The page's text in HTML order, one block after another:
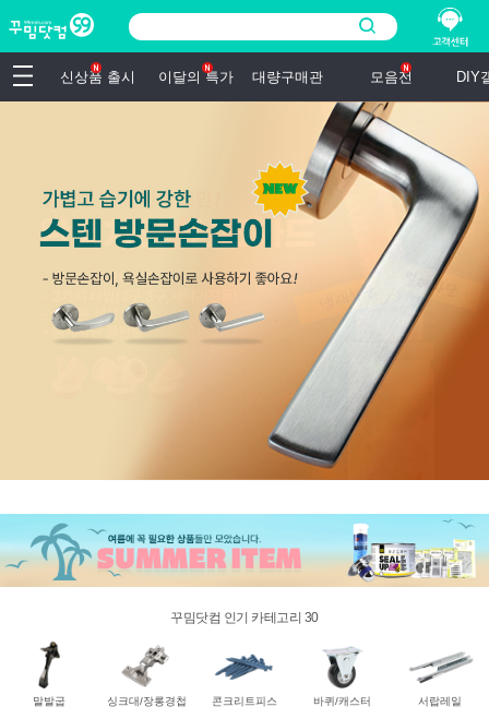
신상품 출시 이달의 특가 대량구매관 모음전 DIY
꾸밈닷컴 인기 카테고리 30
말발굽 싱크대/장롱경첩 콘크리트피스 바퀴/캐스터 서랍레일